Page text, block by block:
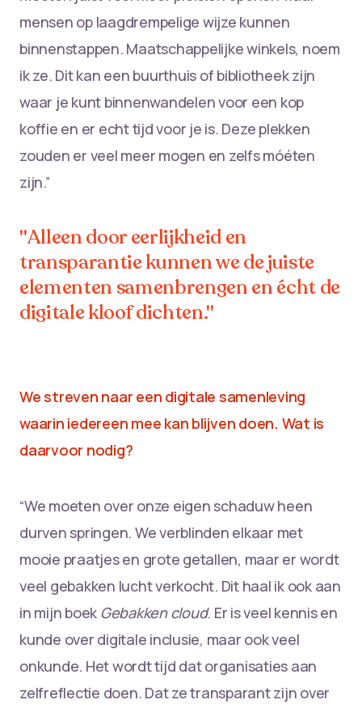
mensen op laagdrempelige wijze kunnen
binnenstappen. Maatschappelijke winkels, noem
ik ze. Dit kan een buurthuis of bibliotheek zijn
waar je kunt binnenwandelen voor een kop
koffie en er echt tijd voor je is. Deze plekken
zouden er veel meer mogen en zelfs móéten
zijn.”
"Alleen door eerlijkheid en
transparantie kunnen we de juiste
elementen samenbrengen en écht de
digitale kloof dichten."
We streven naar een digitale samenleving
waarin iedereen mee kan blijven doen. Wat is
daarvoor nodig?
“We moeten over onze eigen schaduw heen
durven springen. We verblinden elkaar met
mooie praatjes en grote getallen, maar er wordt
veel gebakken lucht verkocht. Dit haal ik ook aan
in mijn boek Gebakken cloud. Er is veel kennis en
kunde over digitale inclusie, maar ook veel
onkunde. Het wordt tijd dat organisaties aan
zelfreflectie doen. Dat ze transparant zijn over